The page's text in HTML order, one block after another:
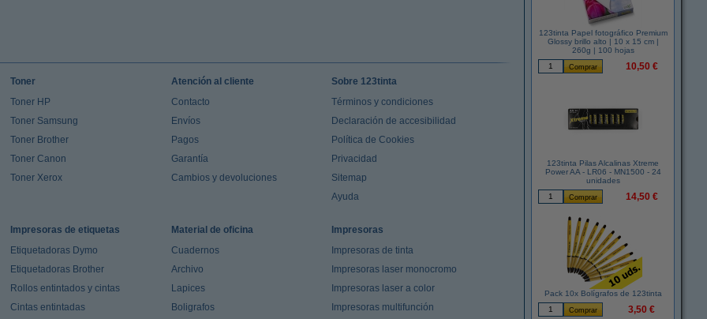
123tinta Papel fotográfico Premium
Glossy brillo alto | 10 x 15 cm |
260g | 100 hojas
10,50 €
123tinta Pilas Alcalinas Xtreme
Power AA - LR06 - MN1500 - 24
unidades
14,50 €
Pack 10x Bolígrafos de 123tinta
3,50 €
Toner
Toner HP
Toner Samsung
Toner Brother
Toner Canon
Toner Xerox
Atención al cliente
Contacto
Envíos
Pagos
Garantía
Cambios y devoluciones
Sobre 123tinta
Términos y condiciones
Declaración de accesibilidad
Política de Cookies
Privacidad
Sitemap
Ayuda
Impresoras de etiquetas
Etiquetadoras Dymo
Etiquetadoras Brother
Rollos entintados y cintas
Cintas entintadas
Material de oficina
Cuadernos
Archivo
Lapices
Boligrafos
Impresoras
Impresoras de tinta
Impresoras laser monocromo
Impresoras laser a color
Impresoras multifunción